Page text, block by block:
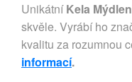
UnikátníKela
skvěle. Vyrábí ho
kvalitu za rozumnou
informací.